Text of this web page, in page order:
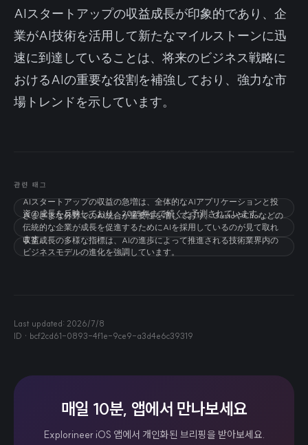
AIスタートアップの収益成長が印象的であり、企
業がAI技術を活用して新たなマイルストーンに迅
速に到達していることは、将来のビジネス戦略に
おけるAIの重要な役割を補強しており、強力な市
場トレンドを示しています。
관련 태그
AIスタートアップの収益の急増は、全体的なAIアプリケーションと投
資の成長を反映しており、2025年まで続くと予測されています。
さまざまな分野でのAI統合が重要性を増しており、GustoやClioなどの
伝統的な企業が成長を促進するためにAIを採用しているのが見て取れ
ます。
収益成長の多様な指標は、AIの進歩によって推進される技術業界内の
ビジネスモデルの進化を強調しています。
Last updated: 2026/7/8
ID · bcf2cd61-0893-4f1e-9ce9-a3d4e6c39319
매일 10분, 앱에서 만나보세요
Explorineer iOS 앱에서 개인화된 브리핑을 받아보세요.